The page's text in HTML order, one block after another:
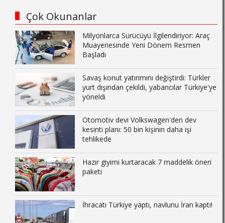
Çok Okunanlar
Milyonlarca Sürücüyü İlgilendiriyor: Araç
Muayenesinde Yeni Dönem Resmen
Başladı
Savaş konut yatırımını değiştirdi: Türkler
yurt dışından çekildi, yabancılar Türkiye'ye
yöneldi
Otomotiv devi Volkswagen'den dev
kesinti planı: 50 bin kişinin daha işi
tehlikede
Hazır giyimi kurtaracak 7 maddelik öneri
paketi
İhracatı Türkiye yaptı, navlunu İran kaptı!